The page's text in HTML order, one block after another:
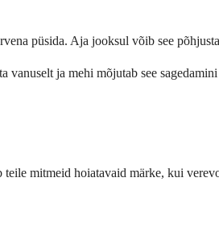
püsida. Aja jooksul võib see
vanuselt ja mehi mõjutab see
teile mitmeid hoiatavaid märke, kui